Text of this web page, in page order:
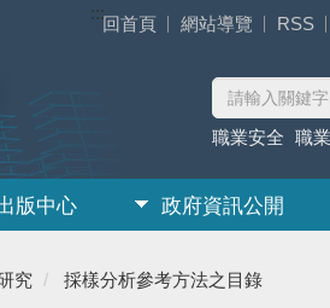
:::
回首頁 網站導覽 RSS
職業安全 職
版中心 政府資訊公開
究 採樣分析參考方法之目錄